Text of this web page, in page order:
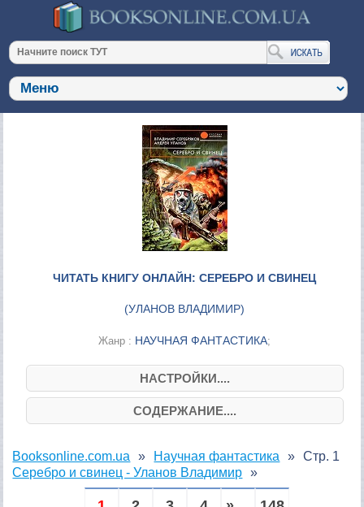
ЧИТАТЬ КНИГУ ОНЛАЙН: СЕРЕБРО И СВИНЕЦ
(УЛАНОВ ВЛАДИМИР)
Жанр : НАУЧНАЯ ФАНТАСТИКА;
НАСТРОЙКИ....
СОДЕРЖАНИЕ....
Booksonline.com.ua
Научная фантастика
Серебро и свинец - Уланов Владимир
Стр. 1